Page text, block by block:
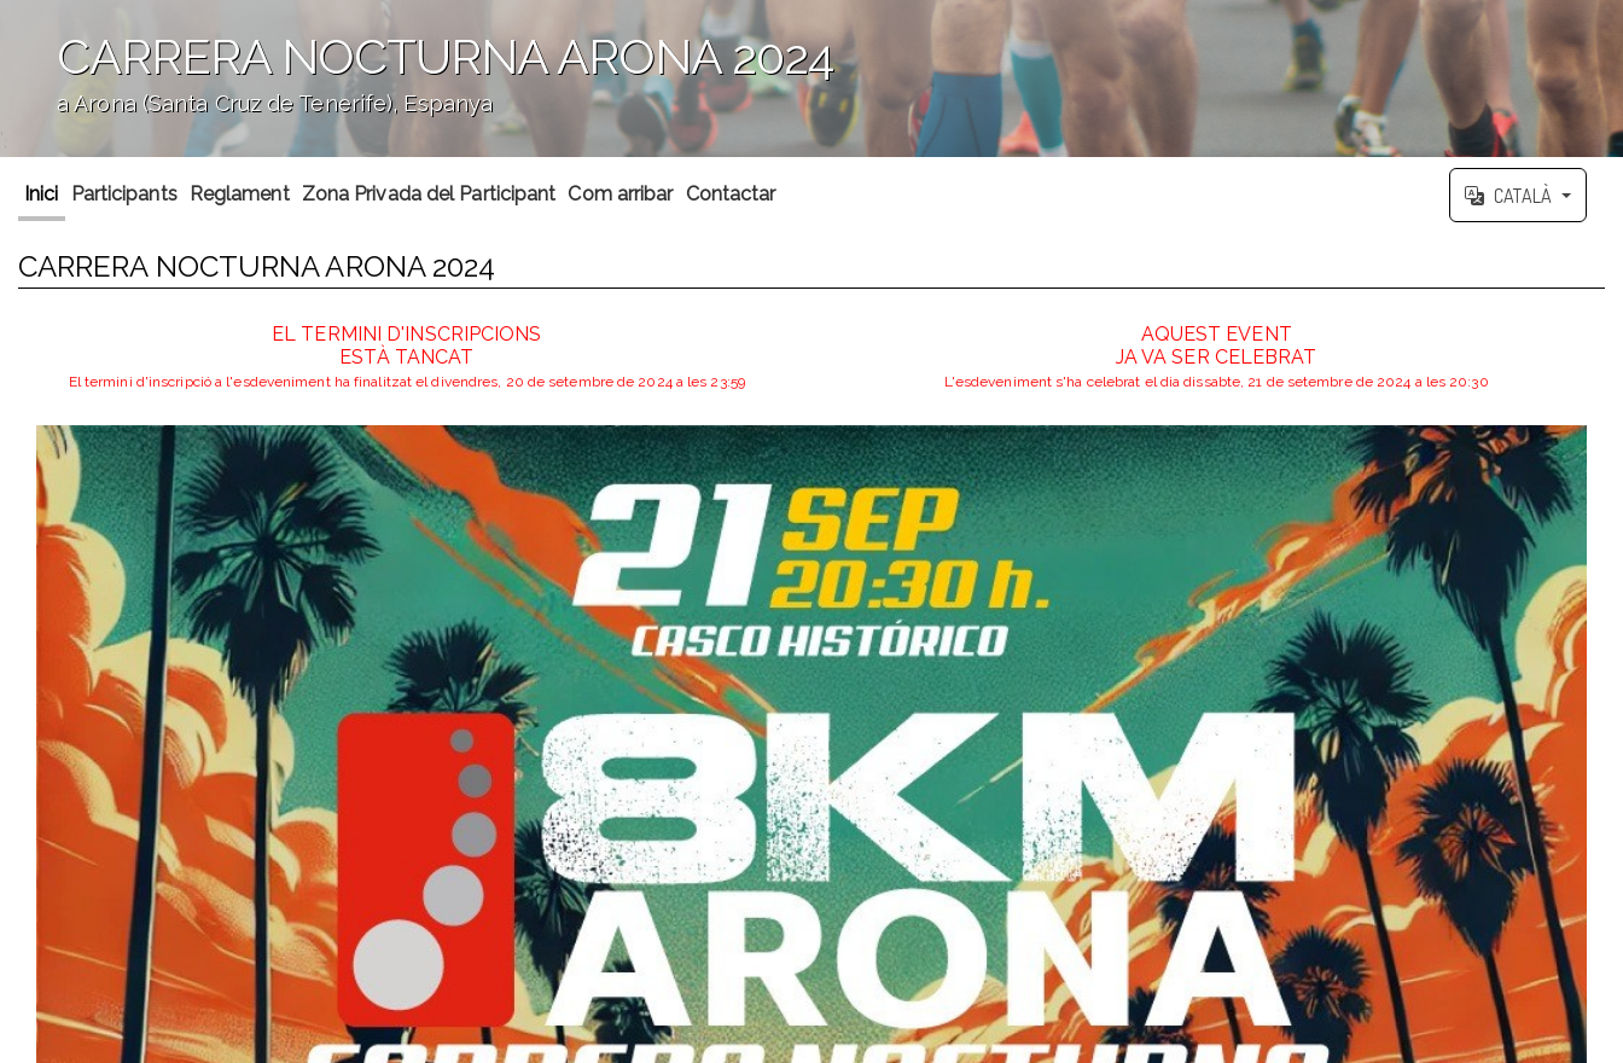
CARRERA NOCTURNA ARONA 2024
a Arona (Santa Cruz de Tenerife), Espanya
';
Inici Participants Reglament Zona Privada del Participant Com arribar Contactar CATALÀ
CARRERA NOCTURNA ARONA 2024
EL TERMINI D'INSCRIPCIONS
ESTÀ TANCAT
El termini d'inscripció a l'esdeveniment ha finalitzat el divendres, 20 de setembre de 2024 a les 23:59
AQUEST EVENT
JA VA SER CELEBRAT
L'esdeveniment s'ha celebrat el dia dissabte, 21 de setembre de 2024 a les 20:30